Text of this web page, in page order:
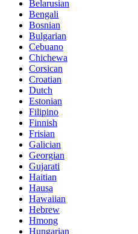
Belarusian
Bengali
Bosnian
Bulgarian
Cebuano
Chichewa
Corsican
Croatian
Dutch
Estonian
Filipino
Finnish
Frisian
Galician
Georgian
Gujarati
Haitian
Hausa
Hawaiian
Hebrew
Hmong
Hungarian